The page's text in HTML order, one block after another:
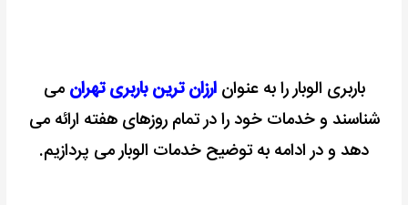
باربری الوبار را به عنوان ارزان ترین باربری تهران می
شناسند و خدمات خود را در تمام روزهای هفته ارائه می
دهد و در ادامه به توضیح خدمات الوبار می پردازیم.